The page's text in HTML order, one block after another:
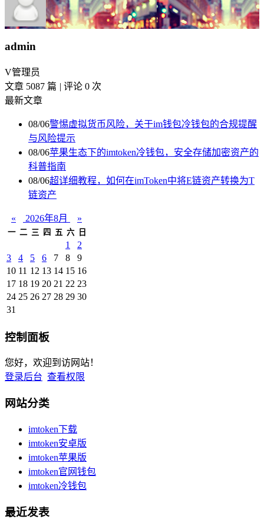
admin
V管理员
文章 5087 篇 | 评论 0 次
最新文章
08/06警惕虚拟货币风险，关于im钱包冷钱包的合规提醒
与风险提示
08/06苹果生态下的imtoken冷钱包，安全存储加密资产的
科普指南
08/06超详细教程，如何在imToken中将E链资产转换为T
链资产
« 2026年8月 »
一 二 三 四 五 六 日
1
2
3
4 5 6 7 8
9
10 11 12 13 14 15 16
17 18 19 20 21 22 23
24 25 26 27 28 29 30
31
控制面板
您好，欢迎到访网站！
登录后台 查看权限
网站分类
imtoken下载
imtoken安卓版
imtoken苹果版
imtoken官网钱包
imtoken冷钱包
最近发表